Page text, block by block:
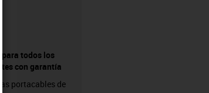
para todos los
con garantía
portacables de